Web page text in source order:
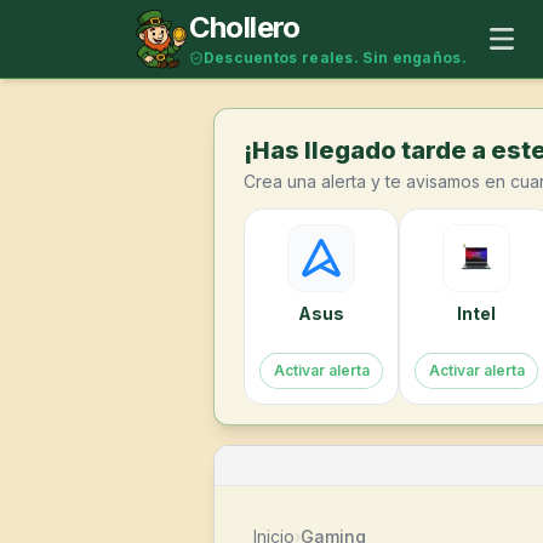
Saltar al contenido Chollero
Descuentos reales. Sin engaños.
¡Has llegado tarde a
Crea una alerta y te avisamos en
Asus
Activar alerta
Intel
Activar alerta
Inicio›Gaming